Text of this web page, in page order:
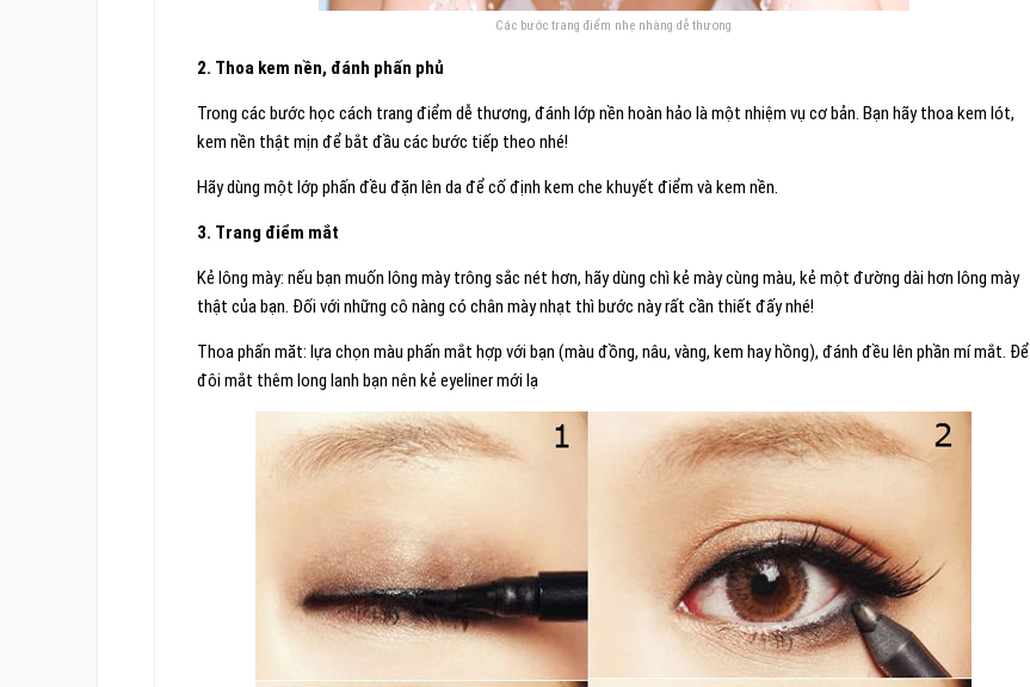
Các bước trang điểm nhẹ nhàng dễ thương
2. Thoa kem nền, đánh phấn phủ
Trong các bước học cách trang điểm dễ thương, đánh lớp nền hoàn hảo là một nhiệm vụ cơ bản. Bạn hãy thoa kem lót,
kem nền thật mịn để bắt đầu các bước tiếp theo nhé!
Hãy dùng một lớp phấn đều đặn lên da để cố định kem che khuyết điểm và kem nền.
3. Trang điểm mắt
Kẻ lông mày: nếu bạn muốn lông mày trông sắc nét hơn, hãy dùng chì kẻ mày cùng màu, kẻ một đường dài hơn lông mày
thật của bạn. Đối với những cô nàng có chân mày nhạt thì bước này rất cần thiết đấy nhé!
Thoa phấn măt: lựa chọn màu phấn mắt hợp với bạn (màu đồng, nâu, vàng, kem hay hồng), đánh đều lên phần mí mắt. Để
đôi mắt thêm long lanh bạn nên kẻ eyeliner mới lạ